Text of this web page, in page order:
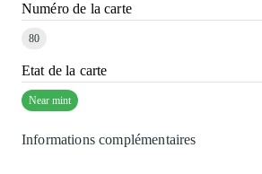
Numéro de la carte
80
Etat de la carte
Near mint
Informations complémentaires